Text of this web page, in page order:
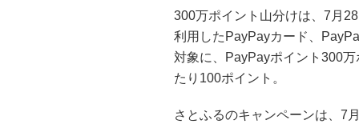
300万ポイント山分けは、7月
利用したPayPayカード、
対象に、PayPayポイント300
たり100ポイント。
さとふるのキャンペーンは、7